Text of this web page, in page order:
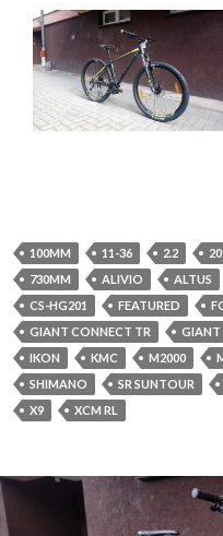
100MM 11-36 2.2
730MM
ALIVIO ALTUS
CS-HG201
FEATURED
GIANT CONNECT TR
GIANT
IKON
KMC M2000
SHIMANO
SR SUNTOUR
X9
XCM RL